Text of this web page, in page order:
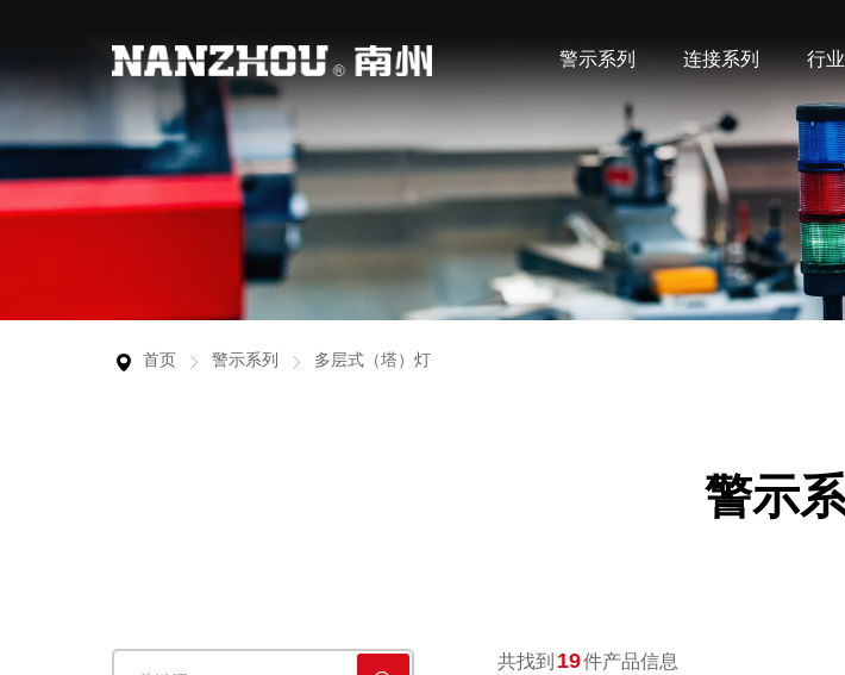
警示系列
多层式（塔）灯
连接系列
裸端头 预绝缘端头(易进)
欧式端头 冷压端头
行
行业应用
产品广泛用于工业自动化、新能源行业、智能
物联网、特种车辆行业等领域。
机械设
交通设
科研机
学校社
文化娱
服务支持
从客户的实际需求出发，为客户提供真正有价
值的服务，帮助客户更好地使用产品。
产品常
影音资
样本下
采购咨
关于南州
浙江南州科技有限公司是专业的警示灯、警报
器、连接器的研发制造商之一，产品的研发、
生产严格执行相关行业产品技术标准，并已通
安全认证。
企业简
发展历
网上看
联系我们
连接你我，让沟通创新更多价值。
联系方
地图导
首页 警示系列 多层式（塔）灯
警示
共找到 19件产品信息